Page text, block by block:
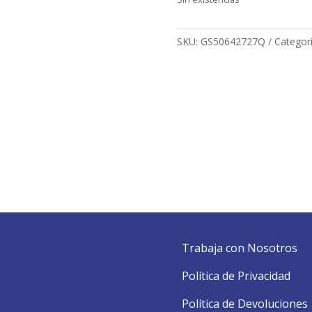
SKU: GS50642727Q
Trabaja con Nosotros
Política de Privacidad
Política de Devoluciones